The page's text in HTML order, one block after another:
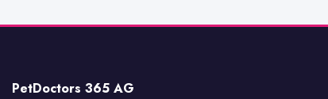
PetDoctors 365 AG